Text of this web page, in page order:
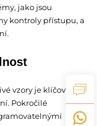
jako jsou
kontroly přístupu, a
vzory je klíčová pro
Pokročilé